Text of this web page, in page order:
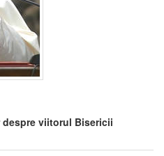
viitorul Bisericii